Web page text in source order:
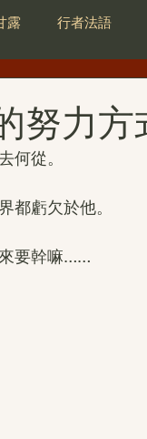
露 行者法語
第三世多杰羌佛詩詞歌
努力方
何從。
都虧欠於他。
要幹嘛……